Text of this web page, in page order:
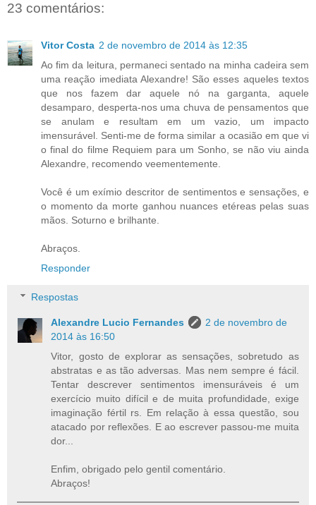
23 comentários:
Vitor Costa 2 de novembro de 2014 às 12:35
Ao fim da leitura, permaneci sentado na minha cadeira sem
uma reação imediata Alexandre! São esses aqueles textos
que nos fazem dar aquele nó na garganta, aquele
desamparo, desperta-nos uma chuva de pensamentos que
se anulam e resultam em um vazio, um impacto
imensurável. Senti-me de forma similar a ocasião em que vi
o final do filme Requiem para um Sonho, se não viu ainda
Alexandre, recomendo veementemente.
Você é um exímio descritor de sentimentos e sensações, e
o momento da morte ganhou nuances etéreas pelas suas
mãos. Soturno e brilhante.
Abraços.
Responder
Respostas
Alexandre Lucio Fernandes
2 de novembro de
2014 às 16:50
Vitor, gosto de explorar as sensações, sobretudo as
abstratas e as tão adversas. Mas nem sempre é fácil.
Tentar descrever sentimentos imensuráveis é um
exercício muito difícil e de muita profundidade, exige
imaginação fértil rs. Em relação à essa questão, sou
atacado por reflexões. E ao escrever passou-me muita
dor...
Enfim, obrigado pelo gentil comentário.
Abraços!